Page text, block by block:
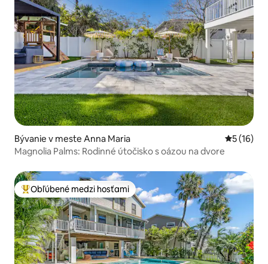
Bývanie v meste Anna Maria
5 (16)
Magnolia Palms: Rodinné útočisko s oázou na dvore
Najobľúbenejšie medzi hosťami
Obľúbené medzi hosťami